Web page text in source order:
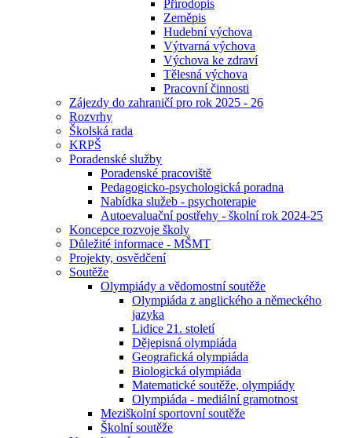
Přírodopis
Zeměpis
Hudební výchova
Výtvarná výchova
Výchova ke zdraví
Tělesná výchova
Pracovní činnosti
Zájezdy do zahraničí pro rok 2025 - 26
Rozvrhy
Školská rada
KRPŠ
Poradenské služby
Poradenské pracoviště
Pedagogicko-psychologická poradna
Nabídka služeb - psychoterapie
Autoevaluační postřehy - školní rok 2024-25
Koncepce rozvoje školy
Důležité informace - MŠMT
Projekty, osvědčení
Soutěže
Olympiády a vědomostní soutěže
Olympiáda z anglického a německého
jazyka
Lidice 21. století
Dějepisná olympiáda
Geografická olympiáda
Biologická olympiáda
Matematické soutěže, olympiády
Olympiáda - mediální gramotnost
Meziškolní sportovní soutěže
Školní soutěže